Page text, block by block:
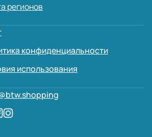
регионов
конфиденциальности
использования